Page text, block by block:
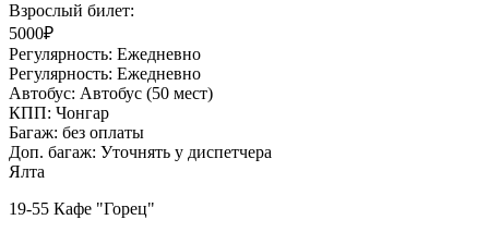
Взрослый билет:
5000₽
Регулярность: Ежедневно
Регулярность: Ежедневно
Автобус: Автобус (50 мест)
КПП: Чонгар
Багаж: без оплаты
Доп. багаж: Уточнять у диспетчера
Ялта
19-55 Кафе "Горец"